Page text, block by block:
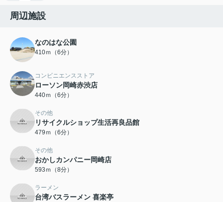
周辺施設
なのはな公園
410ｍ（6分）
コンビニエンスストア
ローソン岡崎赤渋店
440ｍ（6分）
その他
リサイクルショップ生活再良品館
479ｍ（6分）
その他
おかしカンパニー岡崎店
593ｍ（8分）
ラーメン
台湾バスラーメン 喜楽亭